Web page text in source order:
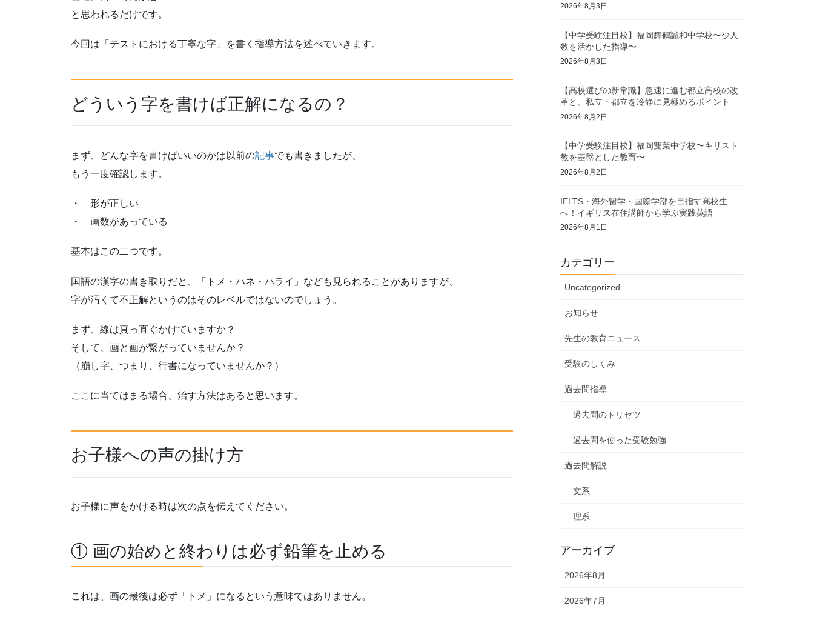
と思われるだけです。
今回は「テストにおける丁寧な字」を書く指導方法を述べていきます。
どういう字を書けば正解になるの？
まず、どんな字を書けばいいのかは以前の記事でも書きましたが、
もう一度確認します。
・ 形が正しい
・ 画数があっている
基本はこの二つです。
国語の漢字の書き取りだと、「トメ・ハネ・ハライ」なども見られることがありますが、
字が汚くて不正解というのはそのレベルではないのでしょう。
まず、線は真っ直ぐかけていますか？
そして、画と画が繋がっていませんか？
（崩し字、つまり、行書になっていませんか？）
ここに当てはまる場合、治す方法はあると思います。
お子様への声の掛け方
お子様に声をかける時は次の点を伝えてください。
① 画の始めと終わりは必ず鉛筆を止める
これは、画の最後は必ず「トメ」になるという意味ではありません。
2026年8月3日
【中学受験注目校】福岡舞鶴誠和中学校〜少人
数を活かした指導〜
2026年8月3日
【高校選びの新常識】急速に進む都立高校の改
革と、私立・都立を冷静に見極めるポイント
2026年8月2日
【中学受験注目校】福岡雙葉中学校〜キリスト
教を基盤とした教育〜
2026年8月2日
IELTS・海外留学・国際学部を目指す高校生
へ！イギリス在住講師から学ぶ実践英語
2026年8月1日
カテゴリー
Uncategorized
お知らせ
先生の教育ニュース
受験のしくみ
過去問指導
過去問のトリセツ
過去問を使った受験勉強
過去問解説
文系
理系
アーカイブ
2026年8月
2026年7月